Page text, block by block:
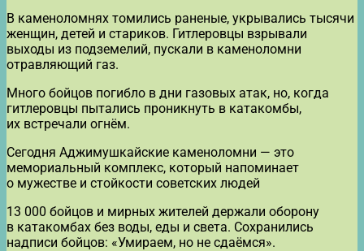
В каменоломнях томились раненые, укрывались тысячи
женщин, детей и стариков. Гитлеровцы взрывали
выходы из подземелий, пускали в каменоломни
отравляющий газ.
Много бойцов погибло в дни газовых атак, но, когда
гитлеровцы пытались проникнуть в катакомбы,
их встречали огнём.
Сегодня Аджимушкайские каменоломни — это
мемориальный комплекс, который напоминает
о мужестве и стойкости советских людей
13 000 бойцов и мирных жителей держали оборону
в катакомбах без воды, еды и света. Сохранились
надписи бойцов: «Умираем, но не сдаёмся».